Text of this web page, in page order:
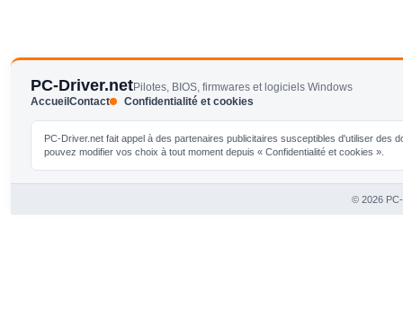
PC-Driver.netPilotes, BIOS, firmwares et logiciels Windows
AccueilContact Confidentialité et cookies
PC-Driver.net fait appel à des partenaires publicitaires susceptibles d'utiliser
pouvez modifier vos choix à tout moment depuis « Confidentialité et cookies ».
© 2026